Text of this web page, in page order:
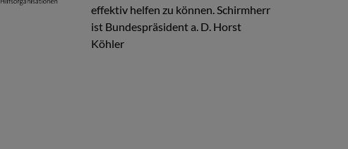
effektiv helfen zu können. Schirmherr
ist Bundespräsident a. D. Horst
Köhler